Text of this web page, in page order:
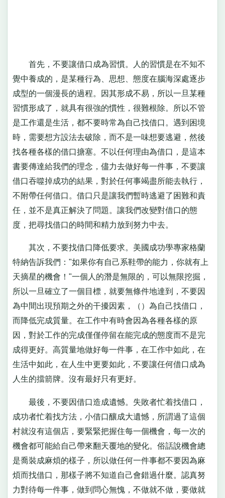
首先，不要讓借口成為習慣。人的習慣是在不知不
覺中養成的，是某種行為、思想、態度在腦海深處逐步
成型的一個漫長的過程。因其形成不易，所以一旦某種
習慣形成了，就具有很強的慣性，很難根除。所以不管
是工作還是生活，都不要時常為自己找借口。遇到困境
時，需要想方設法去破除，而不是一味想要逃避，然後
找各種各樣的借口搪塞。不以任何理由為借口，是這本
書要傳達給我們的理念，儘力去做好每一件事，不要讓
借口吞噬掉成功的結果，對於任何事竭盡所能去執行，
不附帶任何借口。借口只是讓我們暫時逃避了困難和責
任，並不是真正解決了問題。讓我們改變對借口的態
度，把尋找借口的時間和精力放到努力中去。
其次，不要找借口降低要求。美國成功學專家格蘭
特納告訴我們："如果你有自己系鞋帶的能力，你就有上
天摘星的機會！"一個人的潛是無限的，可以無限挖掘，
所以一旦確立了一個目標，就要無條件地達到，不要因
為中間出現預期之外的干擾因素，（）為自己找借口，
而降低完成質量。在工作中有時會因為各種各樣的原
因，對於工作的完成僅僅停留在能完成的態度而不是完
成得更好。高質量地做好每一件事，在工作中如此，在
生活中如此，在人生中更要如此，不要讓任何借口成為
人生的擋箭牌。沒有最好只有更好。
最後，不要因借口造成遺憾。失敗者忙着找借口，
成功者忙着找方法，小借口釀成大遺憾，所謂過了這個
村就沒有這個店，要緊緊把握住每一個機會，每一次的
機會都可能給自己帶來翻天覆地的變化。俗話說機會總
是喬裝成麻煩的樣子，所以做任何一件事都不要因為麻
煩而找借口，那樣子將不知道自己會錯過什麼。認真努
力對待每一件事，做到問心無愧，不做就不做，要做就